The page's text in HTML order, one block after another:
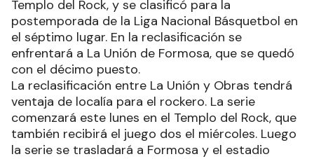
Templo del Rock, y se clasificó para la
postemporada de la Liga Nacional Básquetbol en
el séptimo lugar. En la reclasificación se
enfrentará a La Unión de Formosa, que se quedó
con el décimo puesto.
La reclasificación entre La Unión y Obras tendrá
ventaja de localía para el rockero. La serie
comenzará este lunes en el Templo del Rock, que
también recibirá el juego dos el miércoles. Luego
la serie se trasladará a Formosa y el estadio